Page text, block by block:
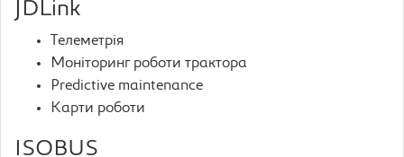
JDLink
Телеметрія
Моніторинг роботи трактора
Predictive maintenance
Карти роботи
ISOBUS